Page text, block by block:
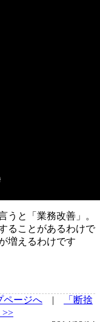
うと「業務改善」。
ることがあるわけで
増えるわけです
ページへ |
「断捨